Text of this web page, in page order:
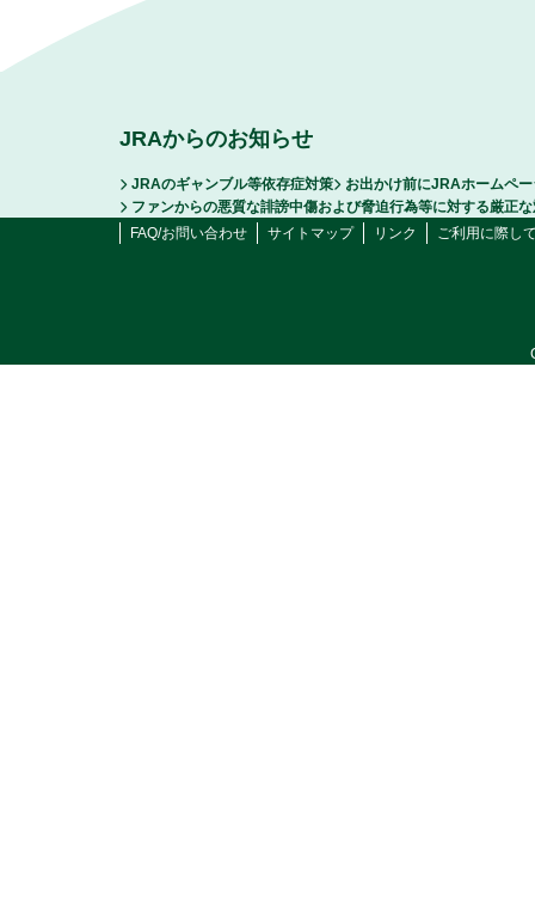
JRAからのお知らせ
JRAのギャンブル等依存症対策
お出かけ前にJRAホームペ
ファンからの悪質な誹謗中傷および脅迫行為等に対する厳正
FAQ/お問い合わせ
サイトマップ リンク ご利用に際し